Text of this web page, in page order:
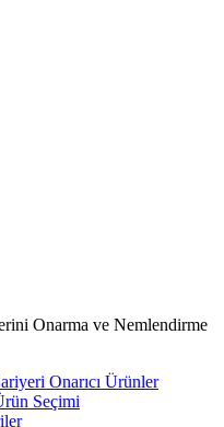
Onarma ve Nemlendirme
Onarıcı Ürünler
Seçimi